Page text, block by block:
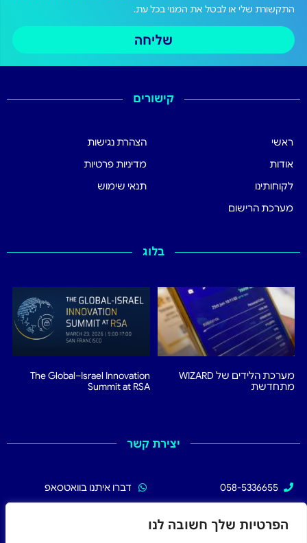
הפרטיות שלך חשובה לנו
התקשורת שלי או לבטל את המנוי בכל עת.
שליחה
קישורים
ראשי
אודות
לקוחותינו
מערכת הרישום
הצהרת נגישות
מדיניות פרטיות
תנאי שימוש
בלוג
מערכת הלידים של WIZARD
מתחדשת
The Global–Israel Innovation
Summit at RSA
יצירת קשר
058-5336655
דברו איתנו בוואטסאפ